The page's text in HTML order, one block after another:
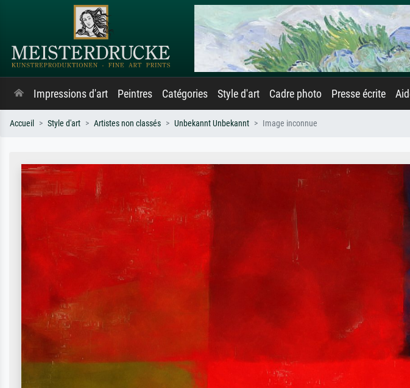
Impressions d'art Peintres Catégories Style d'art Cadre photo Presse écrite
Accueil Style d'art Artistes non classés Unbekannt Unbekannt Image inconnue